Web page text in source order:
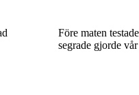
Före maten
segrade gjorde